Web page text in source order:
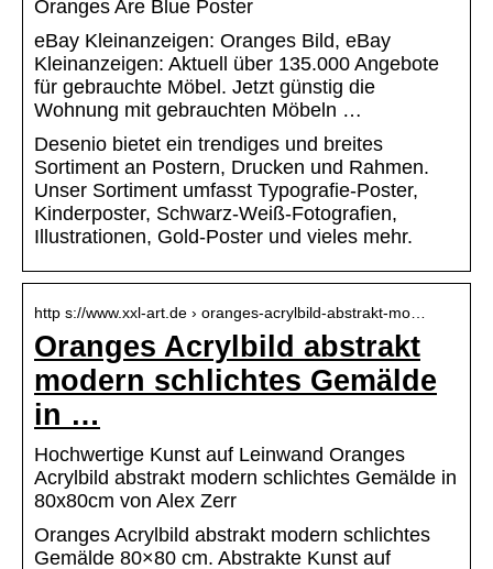
Oranges Are Blue Poster
eBay Kleinanzeigen: Oranges Bild, eBay
Kleinanzeigen: Aktuell über 135.000 Angebote
für gebrauchte Möbel. Jetzt günstig die
Wohnung mit gebrauchten Möbeln …
Desenio bietet ein trendiges und breites
Sortiment an Postern, Drucken und Rahmen.
Unser Sortiment umfasst Typografie-Poster,
Kinderposter, Schwarz-Weiß-Fotografien,
Illustrationen, Gold-Poster und vieles mehr.
http s://www.xxl-art.de › oranges-acrylbild-abstrakt-mo…
Oranges Acrylbild abstrakt
modern schlichtes Gemälde
in …
Hochwertige Kunst auf Leinwand Oranges
Acrylbild abstrakt modern schlichtes Gemälde in
80x80cm von Alex Zerr
Oranges Acrylbild abstrakt modern schlichtes
Gemälde 80×80 cm. Abstrakte Kunst auf